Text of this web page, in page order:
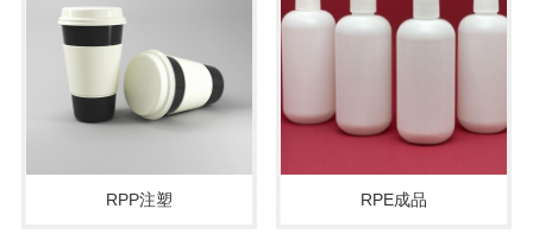
RPP注塑 RPE成品